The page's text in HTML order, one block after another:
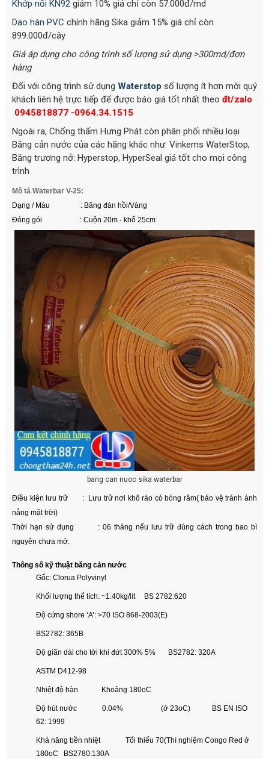
Khớp nối KN92 giảm 10% giá chỉ còn 57.000đ/md
Dao hàn PVC chính hãng Sika giảm 15% giá chỉ còn
899.000đ/cây
Giá áp dụng cho công trình số lượng sử dụng >300md/đơn
hàng
Đối với công trình sử dụng Waterstop số lượng ít hơn mời quý
khách liên hệ trực tiếp để được báo giá tốt nhất theo đt/zalo
0945818877 -0964.34.1515
Ngoài ra, Chống thấm Hưng Phát còn phân phối nhiều loại
Băng cản nước của các hãng khác như: Vinkems WaterStop,
Băng trương nở: Hyperstop, HyperSeal giá tốt cho mọi công
trình
Mô tả Waterbar V-25:
Dạng / Màu : Băng đàn hồi/Vàng
Đóng gói : Cuộn 20m - khổ 25cm
bang can nuoc sika waterbar
Điều kiện lưu trữ : Lưu trữ nơi khô ráo có bóng râm( bảo vệ tránh ánh
nắng mặt trời)
Thời hạn sử dụng : 06 tháng nếu lưu trữ đúng cách trong bao bì
nguyên chưa mở.
Thông số kỹ thuật băng cản nước
Gốc: Clorua Polyvinyl
Khối lượng thể tích: ~1.40kg/lít BS 2782:620
Độ cứng shore ‘A’: >70 ISO 868-2003(E)
BS2782: 365B
Độ giãn dài cho tới khi đứt 300% 5% BS2782: 320A
ASTM D412-98
Nhiệt độ hàn Khoảng 180oC
Độ hút nước 0.04% (ở 23oC) BS EN ISO
62: 1999
Khả năng bền nhiệt Tối thiểu 70(Thí nghiệm Congo Red ở
180oC BS2780:130A